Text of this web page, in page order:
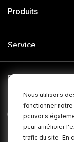
Nous utilisons
fonctionner notre
pouvons
pour améliorer
trafic du site. En
Produits
Service
Entreprise